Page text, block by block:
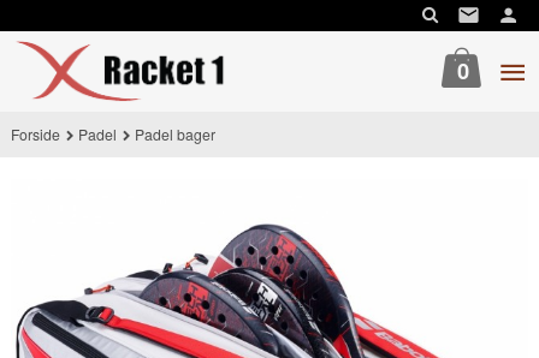
til
innholdet
0
Forside Padel Padel bager